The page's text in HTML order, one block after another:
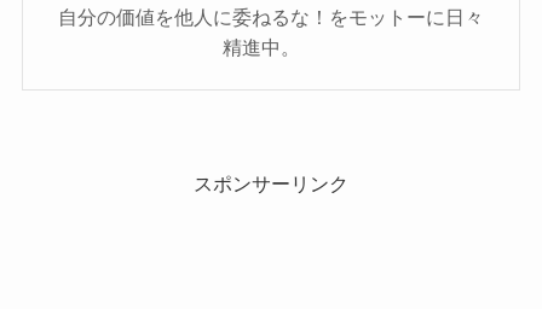
自分の価値を他人に委ねるな！をモットーに日々
精進中。
スポンサーリンク